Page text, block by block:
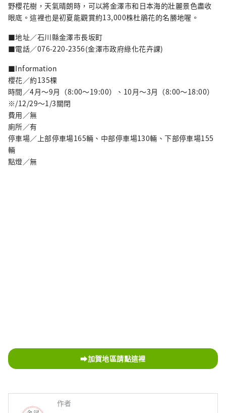
野櫻花樹，天氣晴朗時，可以將金澤市和日本海的壯麗景色盡收
眼底。這裡也是初夏能觀賞約13,000株杜鵑花的名勝地喔。
■地址／石川縣金澤市長坂町
■電話／076-220-2356(金澤市政府綠化花卉課)
■Information
櫻花／約135棵
時間／4月～9月（8:00～19:00）、10月～3月（8:00～18:00）
※/12/29～1/3關閉
費用／無
廁所／有
停車場／上部停車場165輛、中部停車場130輛、下部停車場155
輛
點燈／無
➡加賀地區請點這裡
作者